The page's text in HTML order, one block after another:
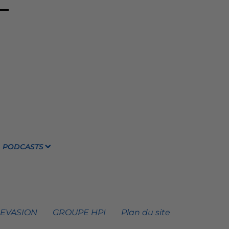
PODCASTS
GROUPE HPI Plan du site